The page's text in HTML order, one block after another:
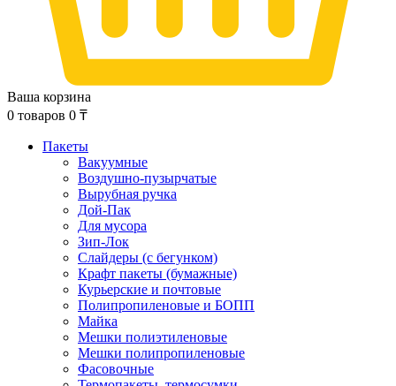
Ваша корзина
0 товаров 0 ₸
Пакеты
Вакуумные
Воздушно-пузырчатые
Вырубная ручка
Дой-Пак
Для мусора
Зип-Лок
Слайдеры (с бегунком)
Крафт пакеты (бумажные)
Курьерские и почтовые
Полипропиленовые и БОПП
Майка
Мешки полиэтиленовые
Мешки полипропиленовые
Фасовочные